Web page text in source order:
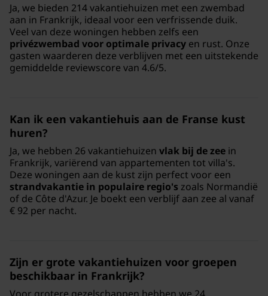
Ja, we bieden 214 vakantiehuizen met een zwembad
aan in Frankrijk, ideaal voor een verfrissende duik.
Veel van deze woningen hebben zelfs een
privézwembad voor optimale privacy en rust. Onze
gasten waarderen deze verblijven met een uitstekende
gemiddelde reviewscore van 4.6/5.
Kan ik een vakantiehuis aan de Franse kust
huren?
Ja, we hebben 26 vakantiehuizen vlak bij de zee in
Frankrijk, variërend van appartementen tot villa's.
Deze woningen aan de kust zijn perfect voor een
strandvakantie in populaire regio's zoals Normandië
of de Côte d'Azur. Je boekt een verblijf aan zee al vanaf
€ 92 per nacht.
Zijn er grote vakantiehuizen voor groepen
beschikbaar in Frankrijk?